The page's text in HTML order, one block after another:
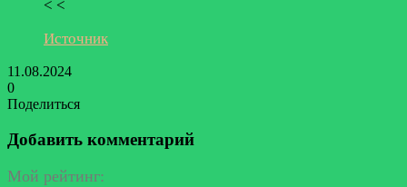
< <
Источник
11.08.2024
0
Поделиться
через
электронную
почту
Добавить комментарий
Мой рейтинг: